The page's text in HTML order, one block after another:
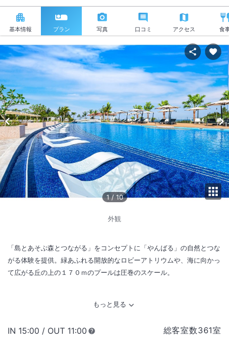
基本情報 プラン 写真 口コミ アクセス 食
1 / 10
外観
「島とあそぶ森とつながる」をコンセプトに「やんばる」の自然とつな
がる体験を提供。緑あふれる開放的なロビーアトリウムや、海に向かっ
て広がる丘の上の１７０ｍのプールは圧巻のスケール。
総客室数361室
IN チェックイン
15:00 / OUT チェックアウト
11:00